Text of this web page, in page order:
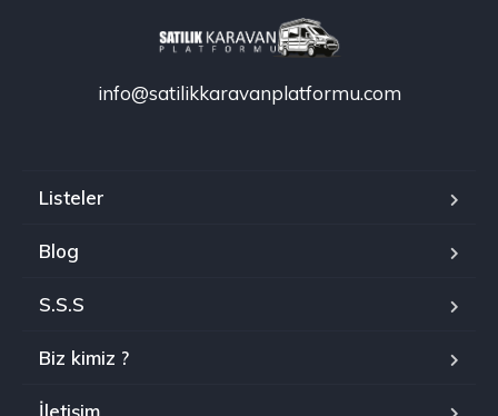
info@satilikkaravanplatformu.com
Listeler
Blog
S.S.S
Biz kimiz ?
İletişim